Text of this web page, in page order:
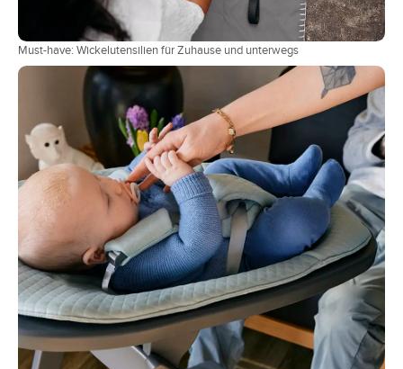
Must-have: Wickelutensilien für Zuhause und unterwegs